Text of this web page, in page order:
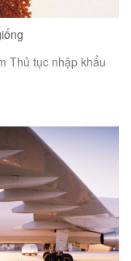
Thủ tục nhập khẩu